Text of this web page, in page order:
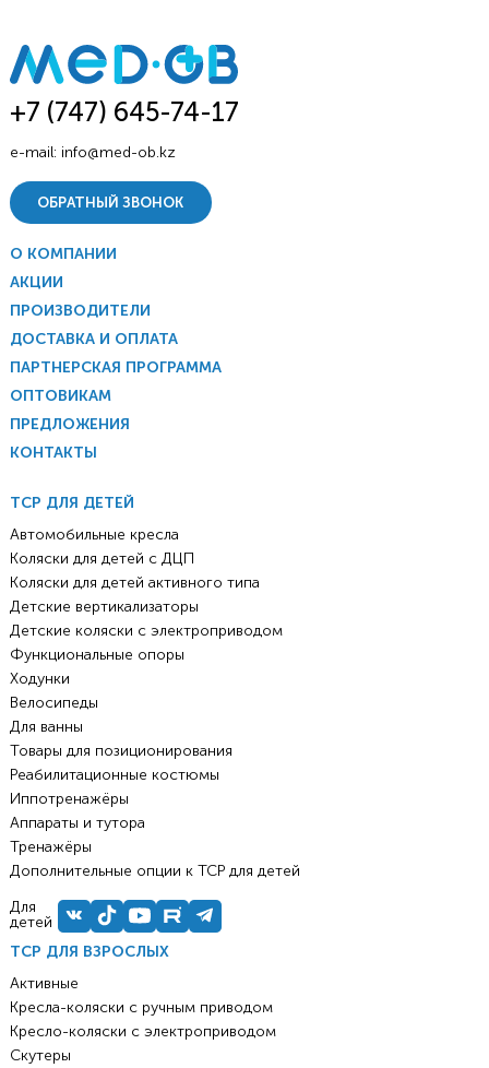
+7 (747) 645-74-17
e-mail: info@med-ob.kz
ОБРАТНЫЙ ЗВОНОК
О КОМПАНИИ
АКЦИИ
ПРОИЗВОДИТЕЛИ
ДОСТАВКА И ОПЛАТА
ПАРТНЕРСКАЯ ПРОГРАММА
ОПТОВИКАМ
ПРЕДЛОЖЕНИЯ
КОНТАКТЫ
ТСР ДЛЯ ВЗРОСЛЫХ
Активные
Кресла-коляски с ручным приводом
Кресло-коляски с электроприводом
Скутеры
ТСР ДЛЯ ДЕТЕЙ
Автомобильные кресла
Коляски для детей с ДЦП
Коляски для детей активного типа
Детские вертикализаторы
Детские коляски с электроприводом
Функциональные опоры
Ходунки
Велосипеды
Для ванны
Товары для позиционирования
Реабилитационные костюмы
Иппотренажёры
Аппараты и тутора
Тренажёры
Дополнительные опции к ТСР для детей
Для
детей